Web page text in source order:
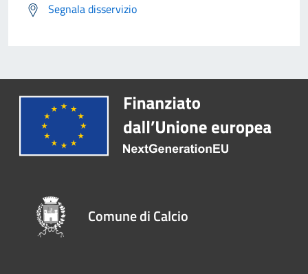
Segnala disservizio
Comune di Calcio